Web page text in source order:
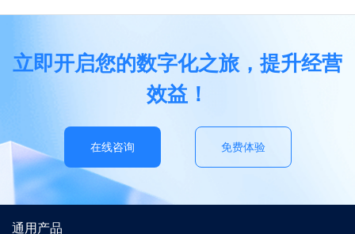
立即开启您的数字化之旅，提升经营
效益！
在线咨询 免费体验
通用产品